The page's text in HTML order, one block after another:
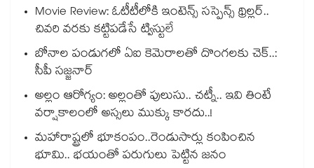
Movie Review: ఓటీటీలోకి ఇంటెన్స్ సస్పెన్స్ థ్రిల్లర్..
చివరి వరకు కట్టిపడేసే ట్విస్టులే
బోనాల పండుగలో ఏఐ కెమెరాలతో దొంగలకు చెక్..:
సీపీ సజ్జనార్
అల్లం ఆరోగ్యం: అల్లంతో పులుసు.. చట్నీ.. ఇవి తింటే
వర్షాకాలంలో అస్సలు ముక్కు కారదు..!
మహారాష్ట్రలో భూకంపం..రెండుసార్లు కంపించిన
భూమి.. భయంతో పరుగులు పెట్టిన జనం